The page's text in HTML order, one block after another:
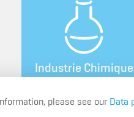
Industrie Chimique
please see our Data